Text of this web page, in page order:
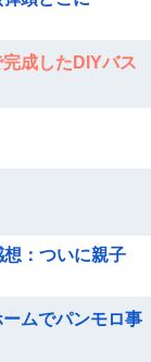
成したDIYバス
：ついに親子
ムでパンモロ事